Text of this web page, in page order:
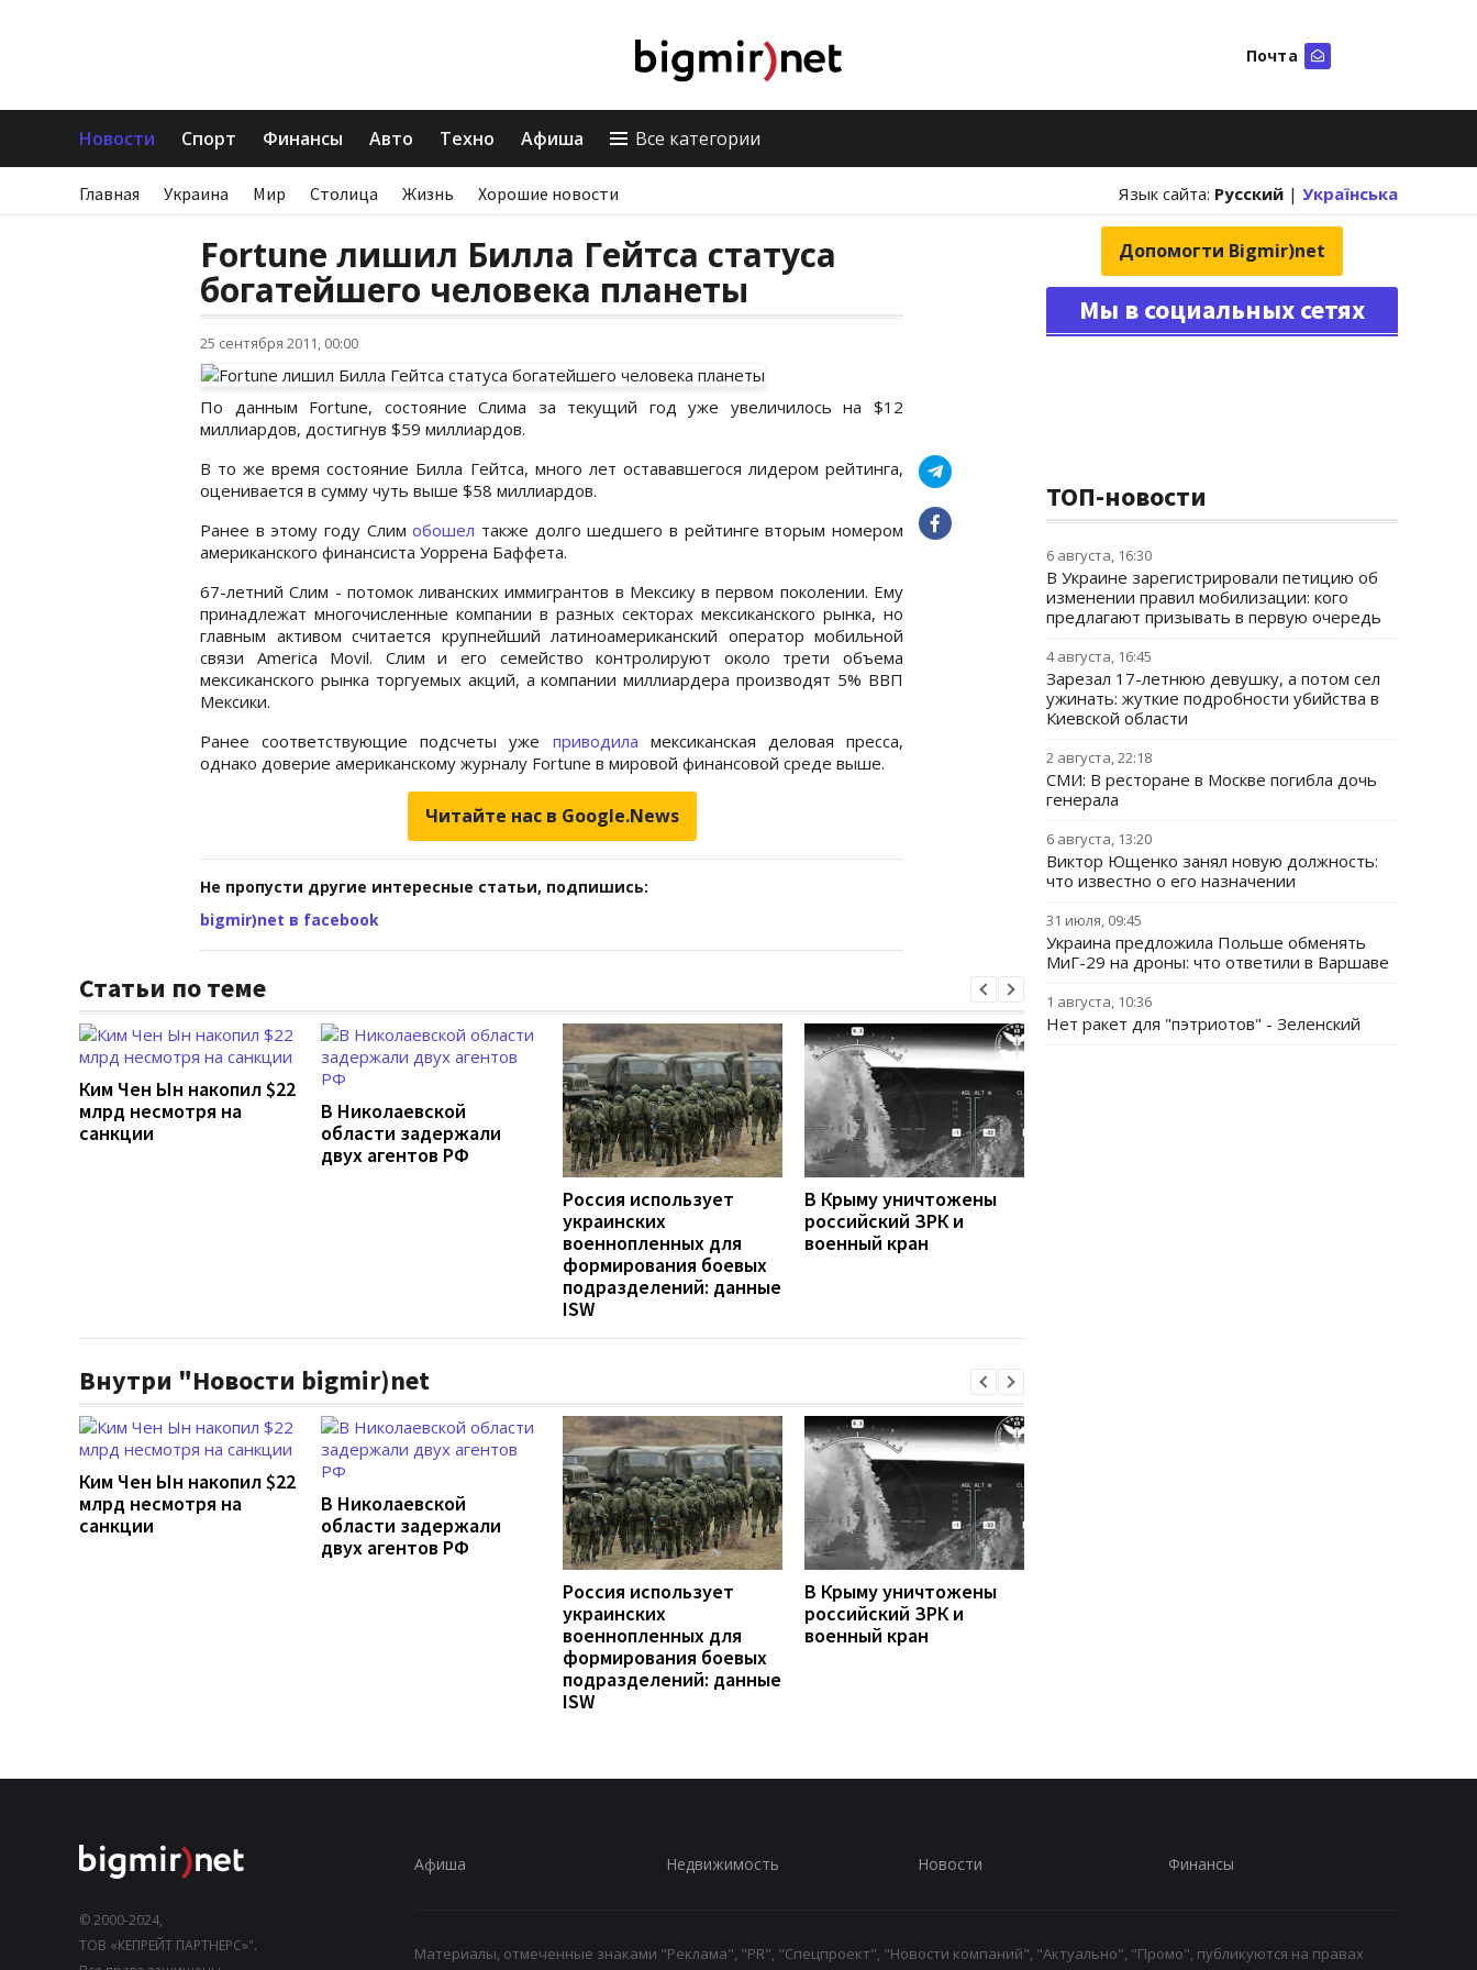
Почта
Новости Спорт Финансы Авто Техно Афиша Все категории
Главная Украина Мир Столица Жизнь Хорошие новости Язык сайта: Русский | Українська
Fortune лишил Билла Гейтса статуса
богатейшего человека планеты
25 сентября 2011, 00:00
По данным Fortune, состояние Слима за текущий год уже увеличилось на $12
миллиардов, достигнув $59 миллиардов.
В то же время состояние Билла Гейтса, много лет остававшегося лидером рейтинга,
оценивается в сумму чуть выше $58 миллиардов.
Ранее в этому году Слимобошел также долго шедшего в рейтинге вторым номером
американского финансиста Уоррена Баффета.
67-летний Слим - потомок ливанских иммигрантов в Мексику в первом поколении. Ему
принадлежат многочисленные компании в разных секторах мексиканского рынка, но
главным активом считается крупнейший латиноамериканский оператор мобильной
связи America Movil. Слим и его семейство контролируют около трети объема
мексиканского рынка торгуемых акций, а компании миллиардера производят 5% ВВП
Мексики.
Ранее соответствующие подсчеты уже приводила мексиканская деловая пресса,
однако доверие американскому журналу Fortune в мировой финансовой среде выше.
Читайте нас в Google.News
Не пропусти другие интересные статьи, подпишись:
bigmir)net в facebook
Статьи по теме
Ким Чен Ын накопил $22
млрд несмотря на
санкции
В Николаевской
области задержали
двух агентов РФ
Россия использует
украинских
военнопленных для
формирования боевых
подразделений: данные
ISW
В Крыму уничтожены
российский ЗРК и
военный кран
Внутри "Новости bigmir)net
Ким Чен Ын накопил $22
млрд несмотря на
санкции
В Николаевской
области задержали
двух агентов РФ
Россия использует
украинских
военнопленных для
формирования боевых
подразделений: данные
ISW
В Крыму уничтожены
российский ЗРК и
военный кран
Допомогти Bigmir)net
Мы в социальных сетях
ТОП-новости
6 августа, 16:30
В Украине зарегистрировали петицию об
изменении правил мобилизации: кого
предлагают призывать в первую очередь
4 августа, 16:45
Зарезал 17-летнюю девушку, а потом сел
ужинать: жуткие подробности убийства в
Киевской области
2 августа, 22:18
СМИ: В ресторане в Москве погибла дочь
генерала
6 августа, 13:20
Виктор Ющенко занял новую должность:
что известно о его назначении
31 июля, 09:45
Украина предложила Польше обменять
МиГ-29 на дроны: что ответили в Варшаве
1 августа, 10:36
Нет ракет для "пэтриотов" - Зеленский
© 2000-2024,
ТОВ «КЕПРЕЙТ ПАРТНЕРС»".
Афиша Недвижимость Новости Финансы
Материалы, отмеченные знаками "Реклама", "PR", "Спецпроект", "Новости компаний", "Актуально", "Промо", публикуются на правах